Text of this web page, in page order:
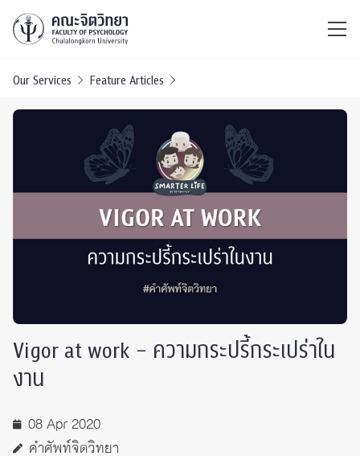
Our Services Feature Articles
Vigor at work – ความกระปรี้กระเปร่าใน
งาน
08 Apr 2020
คำศัพท์จิตวิทยา